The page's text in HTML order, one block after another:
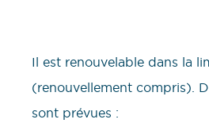
Il est renouvelable dans la
(renouvellement compris).
sont prévues :